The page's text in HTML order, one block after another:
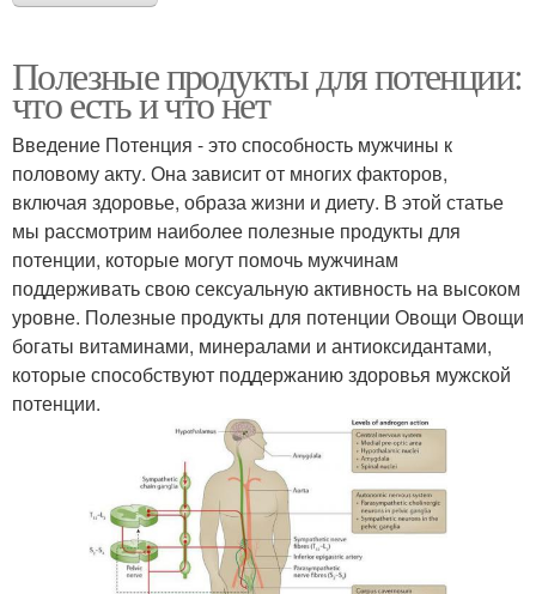
Полезные продукты для потенции:
что есть и что нет
Введение Потенция - это способность мужчины к
половому акту. Она зависит от многих факторов,
включая здоровье, образа жизни и диету. В этой статье
мы рассмотрим наиболее полезные продукты для
потенции, которые могут помочь мужчинам
поддерживать свою сексуальную активность на высоком
уровне. Полезные продукты для потенции Овощи Овощи
богаты витаминами, минералами и антиоксидантами,
которые способствуют поддержанию здоровья мужской
потенции.